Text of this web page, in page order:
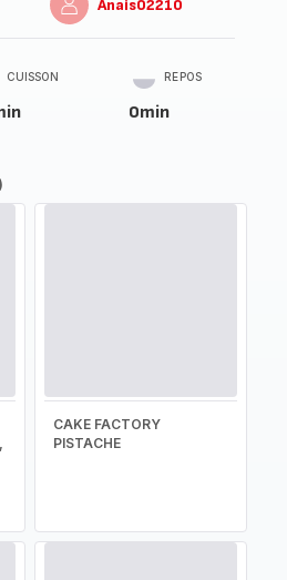
Anais02210
CUISSON REPOS
0min
CAKE FACTORY
PISTACHE